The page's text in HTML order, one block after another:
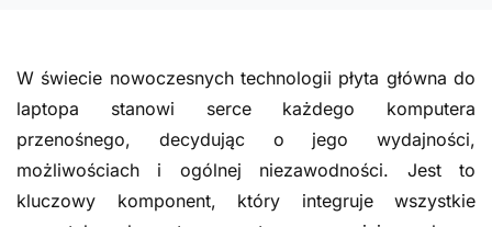
W świecie nowoczesnych technologii płyta główna do
laptopa stanowi serce każdego komputera
przenośnego, decydując o jego wydajności,
możliwościach i ogólnej niezawodności. Jest to
kluczowy komponent, który integruje wszystkie